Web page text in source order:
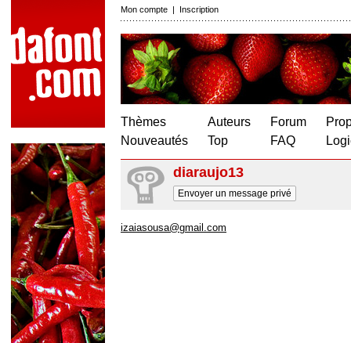
Mon compte | Inscription
Thèmes
Nouveautés
Auteurs
Top
Forum
FAQ
diaraujo13
Envoyer un message privé
izaiasousa@gmail.com